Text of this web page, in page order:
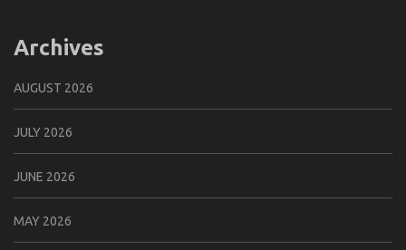
Archives
AUGUST 2026
JULY 2026
JUNE 2026
MAY 2026